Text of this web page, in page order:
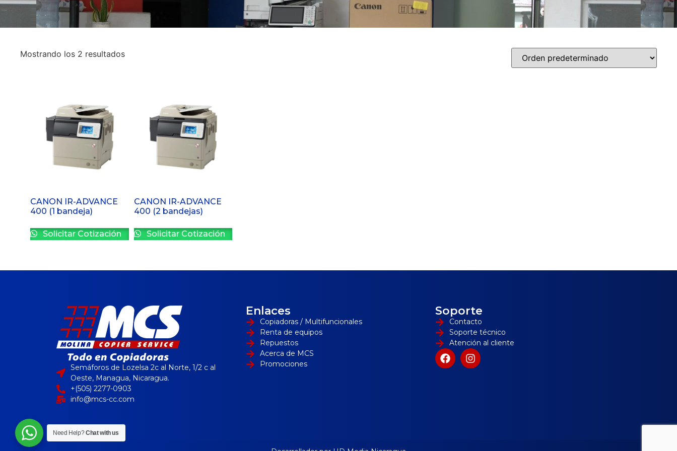
Mostrando los 2 resultados
CANON IR-ADVANCE
400 (1 bandeja)
Solicitar Cotización
CANON IR-ADVANCE
400 (2 bandejas)
Solicitar Cotización
Semáforos de Lozelsa 2c al Norte, 1/2 c al
Oeste, Managua, Nicaragua.
+(505) 2277-0903
info@mcs-cc.com
Enlaces
Copiadoras / Multifuncionales
Renta de equipos
Repuestos
Acerca de MCS
Promociones
Soporte
Contacto
Soporte técnico
Atención al cliente
Need Help?Chat with us